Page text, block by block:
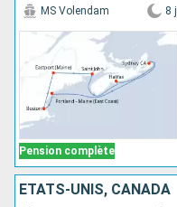
Pension complète
MS Volendam 8 j
ÉTATS-UNIS, CANADA